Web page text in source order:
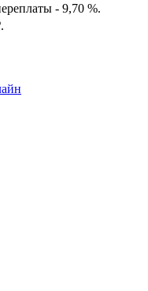
- 9,70 %.